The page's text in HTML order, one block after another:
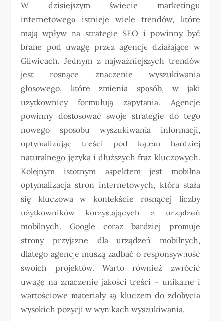
W dzisiejszym świecie marketingu
internetowego istnieje wiele trendów, które
mają wpływ na strategie SEO i powinny być
brane pod uwagę przez agencje działające w
Gliwicach. Jednym z najważniejszych trendów
jest rosnące znaczenie wyszukiwania
głosowego, które zmienia sposób, w jaki
użytkownicy formułują zapytania. Agencje
powinny dostosować swoje strategie do tego
nowego sposobu wyszukiwania informacji,
optymalizując treści pod kątem bardziej
naturalnego języka i dłuższych fraz kluczowych.
Kolejnym istotnym aspektem jest mobilna
optymalizacja stron internetowych, która stała
się kluczowa w kontekście rosnącej liczby
użytkowników korzystających z urządzeń
mobilnych. Google coraz bardziej promuje
strony przyjazne dla urządzeń mobilnych,
dlatego agencje muszą zadbać o responsywność
swoich projektów. Warto również zwrócić
uwagę na znaczenie jakości treści – unikalne i
wartościowe materiały są kluczem do zdobycia
wysokich pozycji w wynikach wyszukiwania.